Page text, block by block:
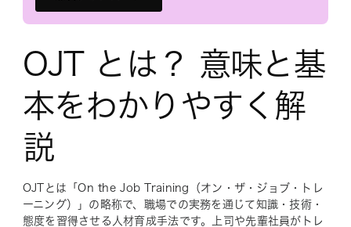
OJT とは？ 意味と基
本をわかりやすく解
説
OJTとは「On the Job Training（オン・ザ・ジョブ・トレ
ーニング）」の略称で、職場での実務を通じて知識・技術・
態度を習得させる人材育成手法です。上司や先輩社員がトレ